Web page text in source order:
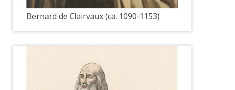
Bernard de Clairvaux (ca. 1090-1153)